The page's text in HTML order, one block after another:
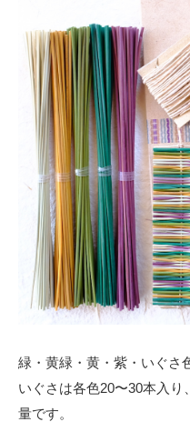
緑・黄緑・黄・紫・いぐさ
いぐさは各色20〜30本入
量です。